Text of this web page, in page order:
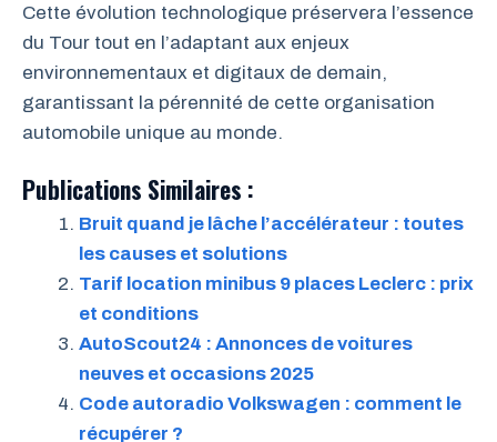
Cette évolution technologique préservera l’essence
du Tour tout en l’adaptant aux enjeux
environnementaux et digitaux de demain,
garantissant la pérennité de cette organisation
automobile unique au monde.
Publications Similaires :
Bruit quand je lâche l’accélérateur : toutes
les causes et solutions
Tarif location minibus 9 places Leclerc : prix
et conditions
AutoScout24 : Annonces de voitures
neuves et occasions 2025
Code autoradio Volkswagen : comment le
récupérer ?